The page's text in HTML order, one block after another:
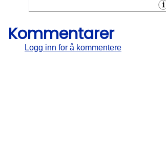
Kommentarer
Logg inn for å kommentere